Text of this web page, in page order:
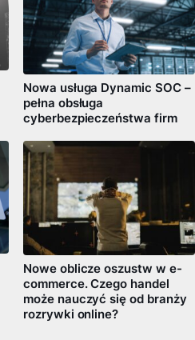
Nowa usługa Dynamic SOC –
pełna obsługa
cyberbezpieczeństwa firm
Nowe oblicze oszustw w e-
commerce. Czego handel
może nauczyć się od branży
rozrywki online?